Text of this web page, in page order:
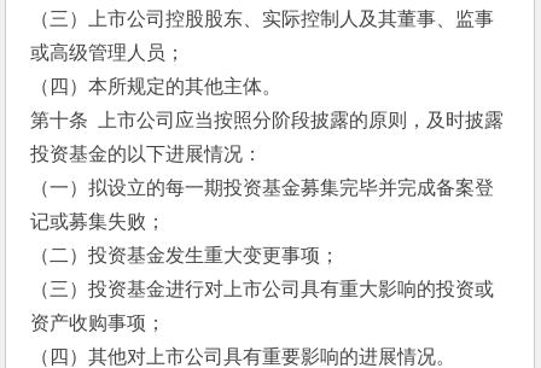
（三）上市公司控股股东、实际控制人及其董事、监事
或高级管理人员；
（四）本所规定的其他主体。
第十条  上市公司应当按照分阶段披露的原则，及时披露
投资基金的以下进展情况：
（一）拟设立的每一期投资基金募集完毕并完成备案登
记或募集失败；
（二）投资基金发生重大变更事项；
（三）投资基金进行对上市公司具有重大影响的投资或
资产收购事项；
（四）其他对上市公司具有重要影响的进展情况。